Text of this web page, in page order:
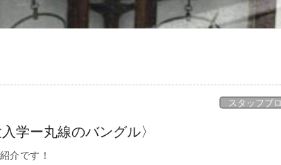
日本伝統彫金コ
学校見学申し込
スタッフブ
学ー丸線のバングル〉
介です！